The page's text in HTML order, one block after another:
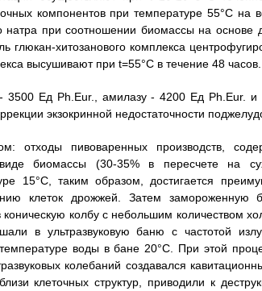
компонентов при температуре 55°C на
натра при соотношении биомассы на
глюкан-хитозанового комплекса
высушивают при t=55°C в течение 48 часов.
Ед Ph.Eur., амилазу - 4200 Ед Ph.Eur. и
экзокринной недостаточности
отходы пивоваренных производств,
биомассы (30-35% в пересчете на
15°C, таким образом, достигается
клеток дрожжей. Затем замороженную
колбу с небольшим количеством
в ультразвуковую баню с частотой
воды в бане 20°C. При этой
колебаний создавался
клеточных структур, приводили к